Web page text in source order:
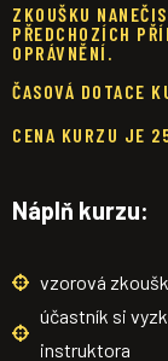
ZKOUŠKU
PŘEDCHOZÍCH
OPRÁVNĚNÍ.
ČASOVÁ DOTACE
CENA KURZU JE
Náplň kurzu:
vzorová
účastník si
instruktora